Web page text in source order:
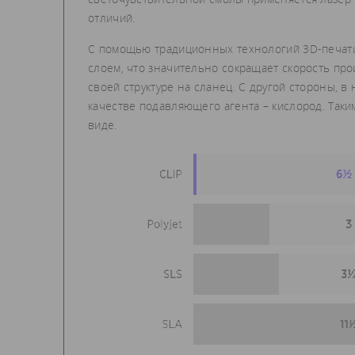
отличий.
С помощью традиционных технологий 3D-
слоем, что значительно сокращает скорость
своей структуре на сланец. С другой стороны,
качестве подавляющего агента – кислород.
виде.